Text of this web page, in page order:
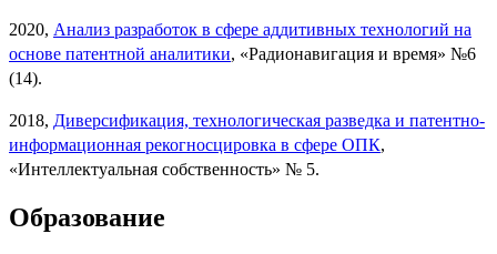
2020, Анализ разработок в сфере аддитивных технологий на
основе патентной аналитики, «Радионавигация и время» №6
(14).
2018, Диверсификация, технологическая разведка и патентно-
информационная рекогносцировка в сфере ОПК,
«Интеллектуальная собственность» № 5.
Образование